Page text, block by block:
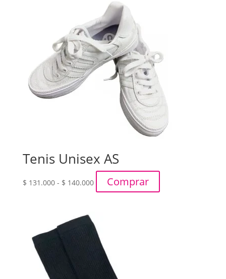
Tenis Unisex AS
$ 131.000 - $ 140.000Rango
de
$ 131.000
hasta
$ 140.000
Comprar